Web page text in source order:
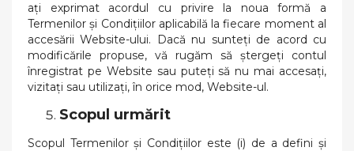
ați exprimat acordul cu privire la noua formă a
Termenilor și Condițiilor aplicabilă la fiecare moment al
accesării Website-ului. Dacă nu sunteți de acord cu
modificările propuse, vă rugăm să ștergeți contul
înregistrat pe Website sau puteți să nu mai accesați,
vizitați sau utilizați, în orice mod, Website-ul.
Scopul urmărit
Scopul Termenilor și Condițiilor este (i) de a defini și